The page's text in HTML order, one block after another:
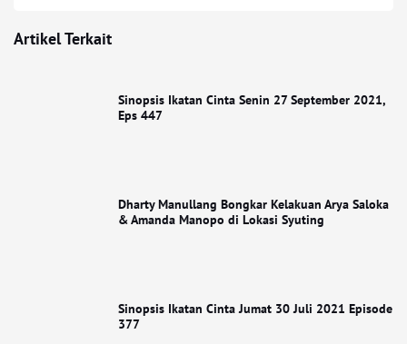
Artikel Terkait
Sinopsis Ikatan Cinta Senin 27 September 2021,
Eps 447
Dharty Manullang Bongkar Kelakuan Arya Saloka
& Amanda Manopo di Lokasi Syuting
Sinopsis Ikatan Cinta Jumat 30 Juli 2021 Episode
377